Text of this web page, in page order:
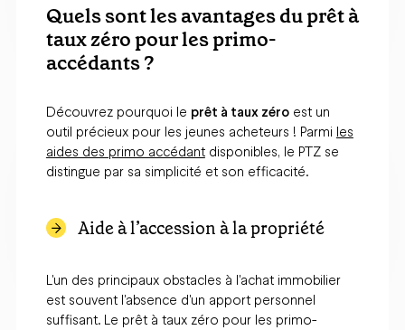
Quels sont les avantages du prêt à
taux zéro pour les primo-
accédants ?
Découvrez pourquoi le prêt à taux zéroest un
outil précieux pour les jeunes acheteurs ! Parmi les
aides des primo accédantdisponibles, le PTZ se
distingue par sa simplicité et son efficacité.
Aide à l’accession à la propriété
L'un des principaux obstacles à l'achat immobilier
est souvent l'absence d'un apport personnel
suffisant. Le prêt à taux zéro pour les primo-